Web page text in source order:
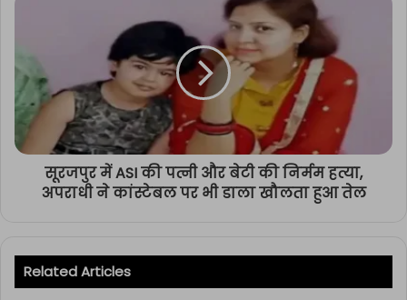
सूरजपुर में ASI की पत्नी और बेटी की निर्मम हत्या,
अपराधी ने कांस्टेबल पर भी डाला खौलता हुआ तेल
Related Articles